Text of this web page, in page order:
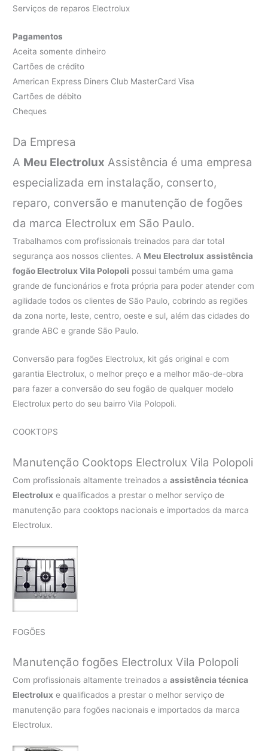
Serviços de reparos Electrolux
Pagamentos
Aceita somente dinheiro
Cartões de crédito
American Express Diners Club MasterCard Visa
Cartões de débito
Cheques
Da Empresa
A Meu Electrolux Assistência é uma empresa
especializada em instalação, conserto,
reparo, conversão e manutenção de fogões
da marca Electrolux em São Paulo.
Trabalhamos com profissionais treinados para dar total
segurança aos nossos clientes. A Meu Electrolux assistência
fogão Electrolux Vila Polopoli possui também uma gama
grande de funcionários e frota própria para poder atender com
agilidade todos os clientes de São Paulo, cobrindo as regiões
da zona norte, leste, centro, oeste e sul, além das cidades do
grande ABC e grande São Paulo.
Conversão para fogões Electrolux, kit gás original e com
garantia Electrolux, o melhor preço e a melhor mão-de-obra
para fazer a conversão do seu fogão de qualquer modelo
Electrolux perto do seu bairro Vila Polopoli.
COOKTOPS
Manutenção Cooktops Electrolux Vila Polopoli
Com profissionais altamente treinados aassistência técnica
Electrolux e qualificados a prestar o melhor serviço de
manutenção para cooktops nacionais e importados da marca
Electrolux.
FOGÕES
Manutenção fogões Electrolux Vila Polopoli
Com profissionais altamente treinados aassistência técnica
Electrolux e qualificados a prestar o melhor serviço de
manutenção para fogões nacionais e importados da marca
Electrolux.